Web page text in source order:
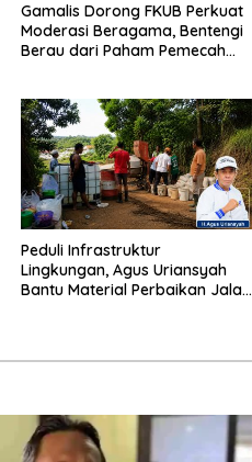
Gamalis Dorong FKUB Perkuat
Moderasi Beragama, Bentengi
Berau dari Paham Pemecah
Peduli Infrastruktur
Lingkungan, Agus Uriansyah
Bantu Material Perbaikan Jalan